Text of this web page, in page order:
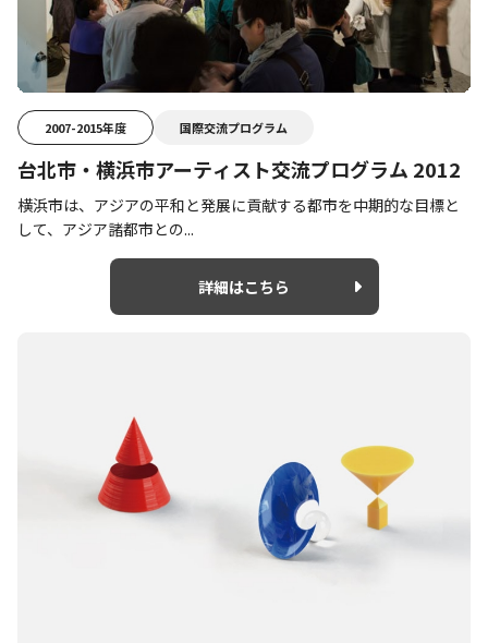
2007-2015年度 国際交流プログラム
台北市・横浜市アーティスト交流プログラム 2012
横浜市は、アジアの平和と発展に貢献する都市を中期的な目標と
して、アジア諸都市との...
詳細はこちら